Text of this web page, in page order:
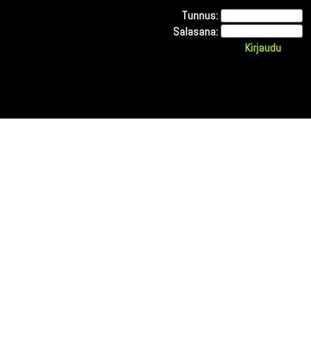
Tunnus:
Salasana: